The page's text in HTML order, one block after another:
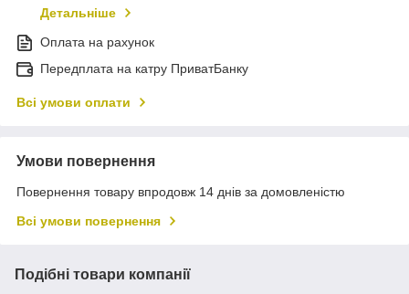
Детальніше
Оплата на рахунок
Передплата на катру ПриватБанку
Всі умови оплати
Умови повернення
Повернення товару впродовж 14 днів за домовленістю
Всі умови повернення
Подібні товари компанії